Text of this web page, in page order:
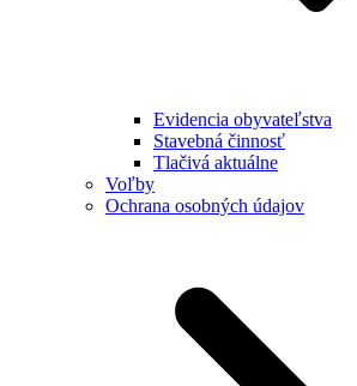
Evidencia obyvateľstva
Stavebná činnosť
Tlačivá aktuálne
Voľby
Ochrana osobných údajov